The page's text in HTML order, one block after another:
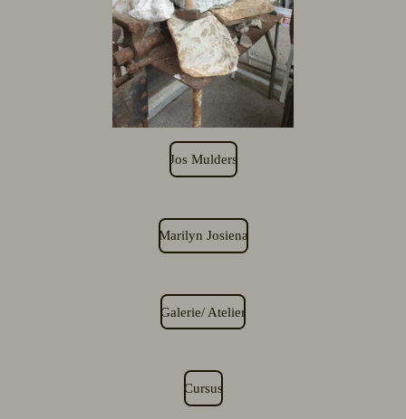
Jos Mulders
Marilyn Josiena
Galerie/ Atelier
Cursus